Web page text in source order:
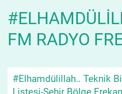
FM RADYO
#Elhamdülillah.. Teknik